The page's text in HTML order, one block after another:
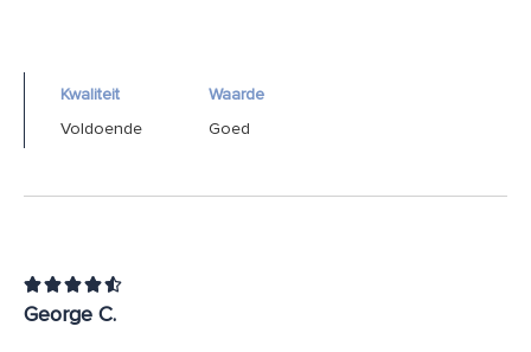
Kwaliteit
Voldoende
Waarde
Goed

George C.